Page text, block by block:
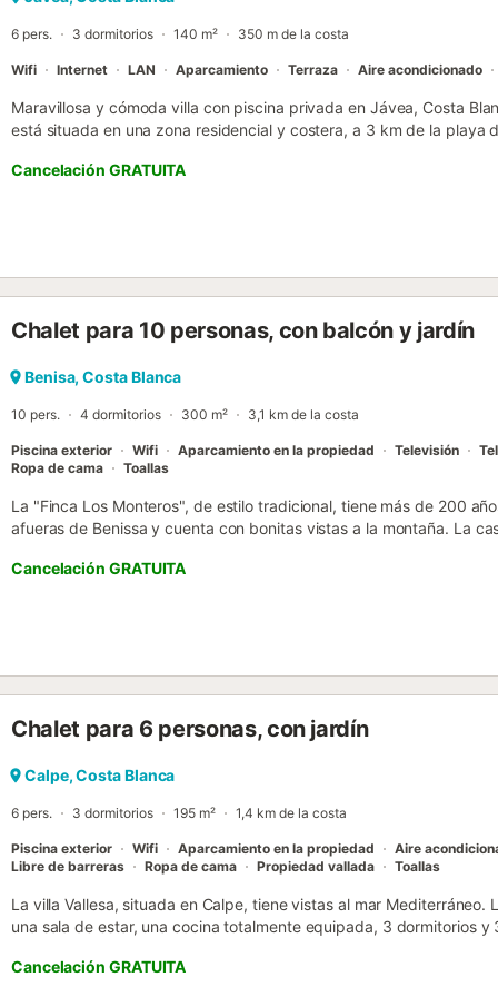
6 pers. 3 dormitorios 140 m² 350 m de la costa
Wifi Internet LAN Aparcamiento Terraza Aire acondicionado
Maravillosa y cómoda villa con piscina privada en Jávea, Costa
está situada en una zona residencial y costera, a 3 km de la playa
piscina y una vista al valle. Su comodidad y la proximidad a la
esta villa un lugar ideal para pasar sus estancias en la playa con
mascotas. Interior de la villa * salón con aire acondicionado y
microondas, lavavajillas, frigorífico-congelador, cafetera, hervidor
WC Exterior de la villa * parcela grande y cerrada * piscina privada
estar al aire libre y zona de comedor exterior * espacio de
Cancelación GRATUITA
Chalet para 10 personas, con balcón y jardín
Benisa, Costa Blanca
10 pers. 4 dormitorios 300 m² 3,1 km de la costa
Piscina exterior Wifi Aparcamiento en la propiedad Televisión
Ropa de cama
Toallas
La "Finca Los Monteros", de estilo tradicional, tiene más de 200
afueras de Benissa y cuenta con bonitas vistas a la montaña. La
así como un baño adicional, por lo que tiene capacidad para 10
incluyen Wi-Fi (apto para hacer videollamadas), una lavadora y
una trona disponibles. Su amplia zona exterior privada incluye una
una terraza descubierta, un balcón y una barbacoa. El lugar
veladas cenando al aire libre con sus seres queridos. Desde el
bar más cercano: 3,49km. Distancia a pie/en coche al
Aeropuerto de Alicante. Hay aparcamiento gratuito disponible en la
Cancelación GRATUITA
Chalet para 6 personas, con jardín
Calpe, Costa Blanca
6 pers. 3 dormitorios 195 m² 1,4 km de la costa
Piscina exterior Wifi Aparcamiento en la propiedad Aire
Libre de barreras
Ropa de cama Propiedad vallada Toallas
La villa Vallesa, situada en Calpe, tiene vistas al mar
una sala de estar, una cocina totalmente equipada, 3 dormitorios y
(apto para videollamadas), aire acondicionado, ventilador, lavadora
una cuna y una trona. Esta villa ofrece un espacio exterior
Cancelación GRATUITA